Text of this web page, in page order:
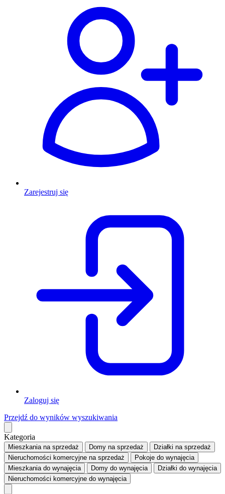
Zarejestruj się
Zaloguj się
Przejdź do wyników wyszukiwania
Kategoria
Mieszkaniana sprzedaż Domy na sprzedaż Działki na sprzedaż
Nieruchomości komercyjne na sprzedaż Pokoje do wynajęcia
Mieszkaniado wynajęcia Domy do wynajęcia Działki do wynajęcia
Nieruchomości komercyjne do wynajęcia